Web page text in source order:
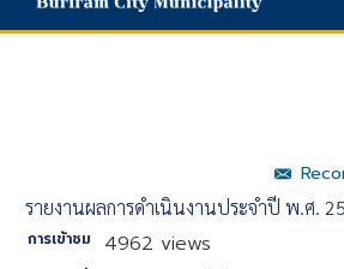
รายงานผลการดำเนินงานประจำปี พ.ศ.
การเข้าชม 4962 views